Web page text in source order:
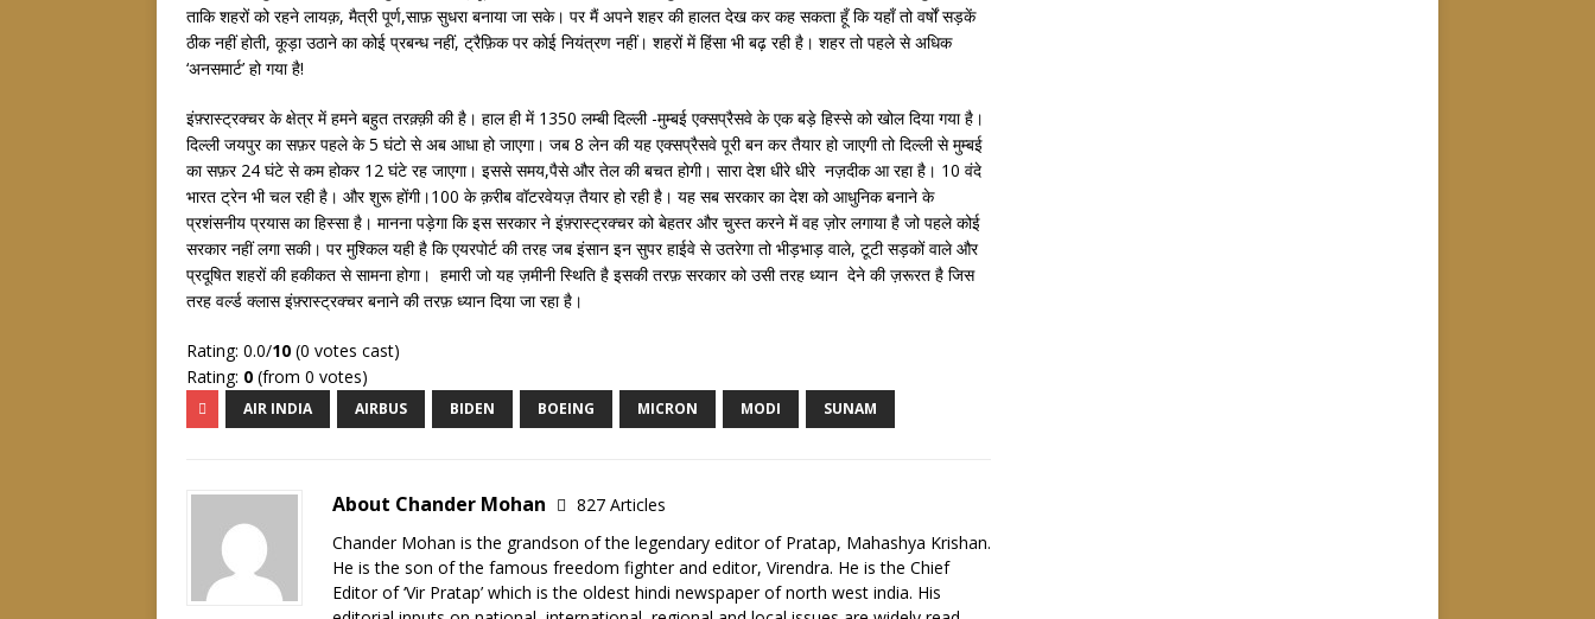
ताकि शहरों को रहने लायक़, मैत्री पूर्ण,साफ़ सुधरा बनाया जा सके। पर मैं अपने शहर की हालत देख कर कह सकता हूँ कि यहाँ तो वर्षों सड़कें
ठीक नहीं होती, कूड़ा उठाने का कोई प्रबन्ध नहीं, ट्रैफ़िक पर कोई नियंत्रण नहीं। शहरों में हिंसा भी बढ़ रही है। शहर तो पहले से अधिक
‘अनसमार्ट’ हो गया है!
इंफ़्रास्ट्रक्चर के क्षेत्र में हमने बहुत तरक़्क़ी की है। हाल ही में 1350 लम्बी दिल्ली -मुम्बई एक्सप्रैसवे के एक बड़े हिस्से को खोल दिया गया है।
दिल्ली जयपुर का सफ़र पहले के 5 घंटो से अब आधा हो जाएगा। जब 8 लेन की यह एक्सप्रैसवे पूरी बन कर तैयार हो जाएगी तो दिल्ली से मुम्बई
का सफ़र 24 घंटे से कम होकर 12 घंटे रह जाएगा। इससे समय,पैसे और तेल की बचत होगी। सारा देश धीरे धीरे नज़दीक आ रहा है। 10 वंदे
भारत ट्रेन भी चल रही है। और शुरू होंगी।100 के क़रीब वॉटरवेयज़ तैयार हो रही है। यह सब सरकार का देश को आधुनिक बनाने के
प्रशंसनीय प्रयास का हिस्सा है। मानना पड़ेगा कि इस सरकार ने इंफ़्रास्ट्रक्चर को बेहतर और चुस्त करने में वह ज़ोर लगाया है जो पहले कोई
सरकार नहीं लगा सकी। पर मुश्किल यही है कि एयरपोर्ट की तरह जब इंसान इन सुपर हाईवे से उतरेगा तो भीड़भाड़ वाले, टूटी सड़कों वाले और
प्रदूषित शहरों की हकीकत से सामना होगा। हमारी जो यह ज़मीनी स्थिति है इसकी तरफ़ सरकार को उसी तरह ध्यान देने की ज़रूरत है जिस
तरह वर्ल्ड क्लास इंफ़्रास्ट्रक्चर बनाने की तरफ़ ध्यान दिया जा रहा है।
Rating: 0.0/10 (0 votes cast)
Rating: 0 (from 0 votes)
AIR INDIA AIRBUS BIDEN BOEING MICRON MODI SUNAM
About Chander Mohan
827 Articles
Chander Mohan is the grandson of the legendary editor of Pratap, Mahashya Krishan.
He is the son of the famous freedom fighter and editor, Virendra. He is the Chief
Editor of ‘Vir Pratap’ which is the oldest hindi newspaper of north west india. His